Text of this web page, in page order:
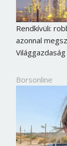
Rendkívüli:
azonnal
Világgazdaság
Borsonline